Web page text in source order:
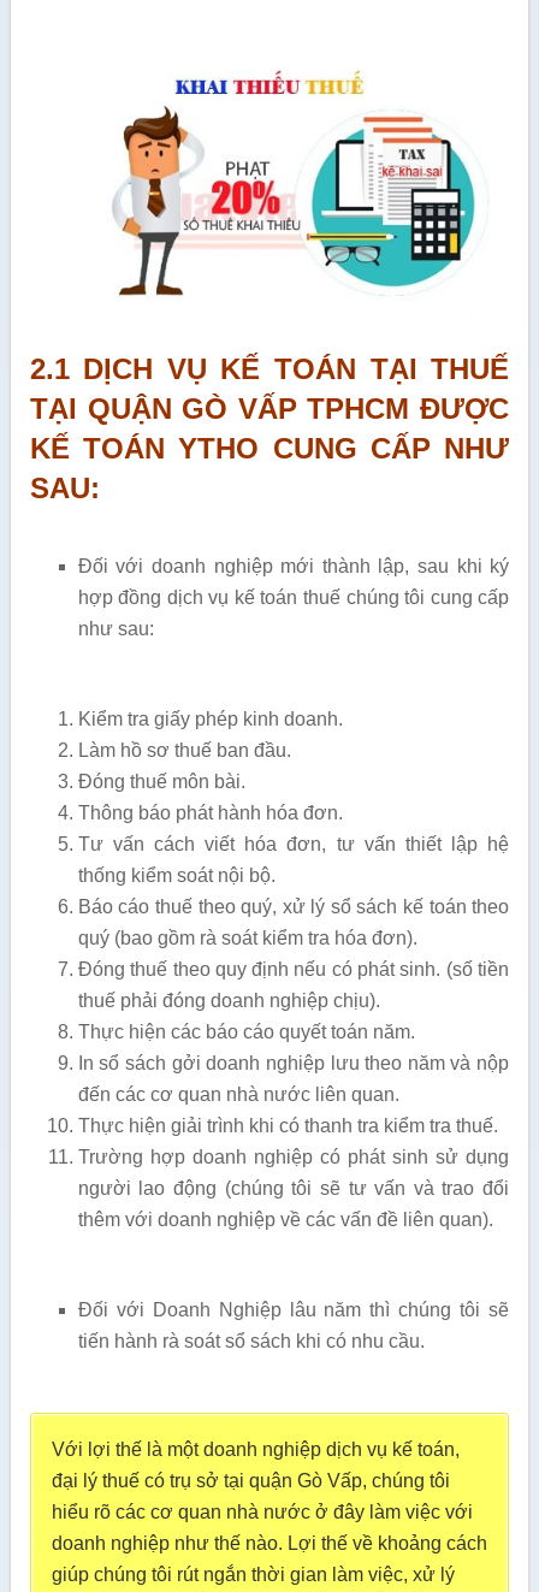
2.1 DỊCH VỤ KẾ TOÁN TẠI THUẾ
TẠI QUẬN GÒ VẤP TPHCM ĐƯỢC
KẾ TOÁN YTHO CUNG CẤP NHƯ
SAU:
Đối với doanh nghiệp mới thành lập, sau khi ký
hợp đồng dịch vụ kế toán thuế chúng tôi cung cấp
như sau:
Kiểm tra giấy phép kinh doanh.
Làm hồ sơ thuế ban đầu.
Đóng thuế môn bài.
Thông báo phát hành hóa đơn.
Tư vấn cách viết hóa đơn, tư vấn thiết lập hệ
thống kiểm soát nội bộ.
Báo cáo thuế theo quý, xử lý sổ sách kế toán theo
quý (bao gồm rà soát kiểm tra hóa đơn).
Đóng thuế theo quy định nếu có phát sinh. (số tiền
thuế phải đóng doanh nghiệp chịu).
Thực hiện các báo cáo quyết toán năm.
In sổ sách gởi doanh nghiệp lưu theo năm và nộp
đến các cơ quan nhà nước liên quan.
Thực hiện giải trình khi có thanh tra kiểm tra thuế.
Trường hợp doanh nghiệp có phát sinh sử dụng
người lao động (chúng tôi sẽ tư vấn và trao đổi
thêm với doanh nghiệp về các vấn đề liên quan).
Đối với Doanh Nghiệp lâu năm thì chúng tôi sẽ
tiến hành rà soát sổ sách khi có nhu cầu.
Với lợi thế là một doanh nghiệp dịch vụ kế toán,
đại lý thuế có trụ sở tại quận Gò Vấp, chúng tôi
hiểu rõ các cơ quan nhà nước ở đây làm việc với
doanh nghiệp như thế nào. Lợi thế về khoảng cách
giúp chúng tôi rút ngắn thời gian làm việc, xử lý